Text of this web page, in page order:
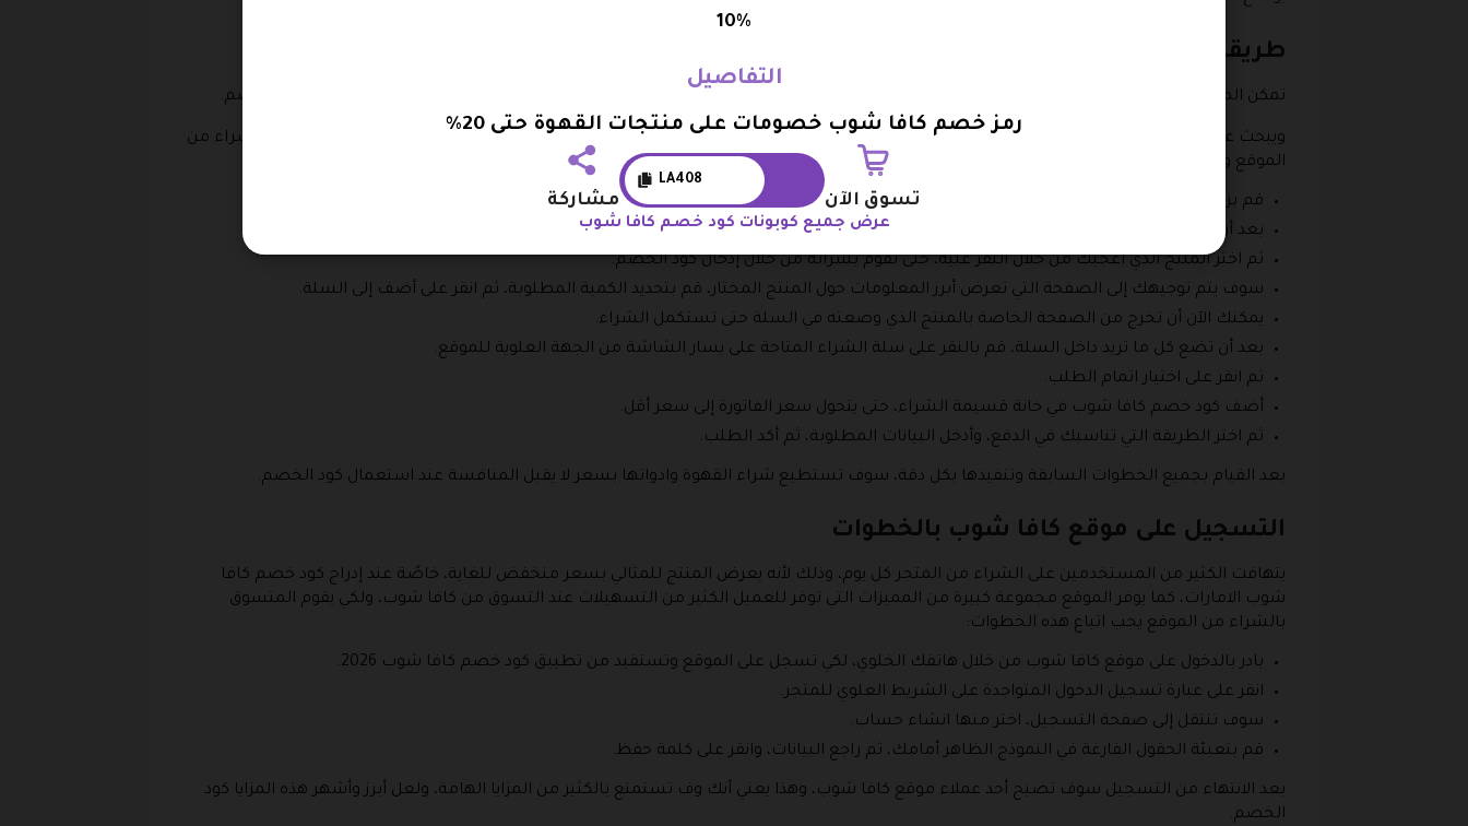
طريقة تطبيق كود خصم كافا شوب
تمكن المتجر المميز كافا شوب أن يجذب المزيد من المستخدمين، وذلك لأنه يقوم بعرض كل متعلقات القهوة والبن بسعر رمزي عند إضافة كود الخصم.
ويبحث عشاق القهوة ورواد موقع كافا شوب عن الطريقة الصحيحة للتسوق من الموقع من خلال استعمال كود خصم كافا شوب 2026، ولكي يتم الشراء من
الموقع والحصول على الخصم الذي يطلقه الكود اتبع هذه الطريقة:
قم بزيارة موقع كافا شوب من خلال محرك البحث جوجل المتاح على هاتفك المحمول.
بعد أن تقوم بالدخول على المتجر، اختر من القائمة التي تظهر في واجهة الموقع التصنيف الذي تريد شراء منتجاته.
ثم اختر المنتج الذي أعجبك من خلال النقر عليه، حتى تقوم بشرائه من خلال إدخال كود الخصم.
سوف يتم توجيهك إلى الصفحة التي تعرض أبرز المعلومات حول المنتج المختار، قم بتحديد الكمية المطلوبة، ثم انقر على أضف إلى السلة.
يمكنك الآن أن تخرج من الصفحة الخاصة بالمنتج الذي وضعته في السلة حتى تستكمل الشراء.
بعد أن تضع كل ما تريد داخل السلة، قم بالنقر على سلة الشراء المتاحة على يسار الشاشة من الجهة العلوية للموقع.
ثم انقر على اختيار اتمام الطلب.
أضف كود خصم كافا شوب في خانة قسيمة الشراء، حتى يتحول سعر الفاتورة إلى سعر أقل.
ثم اختر الطريقة التي تناسبك في الدفع، وأدخل البيانات المطلوبة، ثم أكد الطلب.
بعد القيام بجميع الخطوات السابقة وتنفيذها بكل دقة، سوف تستطيع شراء القهوة وادواتها بسعر لا يقبل المنافسة عند استعمال كود الخصم.
التسجيل على موقع كافا شوب بالخطوات
يتهافت الكثير من المستخدمين على الشراء من المتجر كل يوم، وذلك لأنه يعرض المنتج للمثالي بسعر منخفض للغاية، خاصًة عند إدراج كود خصم كافا
شوب الامارات، كما يوفر الموقع مجموعة كبيرة من المميزات التي توفر للعميل الكثير من التسهيلات عند التسوق من كافا شوب، ولكي يقوم المتسوق
بالشراء من الموقع يجب اتباع هذه الخطوات:
بادر بالدخول على موقع كافا شوب من خلال هاتفك الخلوي، لكي تسجل على الموقع وتستفيد من تطبيق كود خصم كافا شوب 2026.
انقر على عبارة تسجيل الدخول المتواجدة على الشريط العلوي للمتجر.
سوف تنتقل إلى صفحة التسجيل، اختر منها انشاء حساب.
قم بتعبئة الحقول الفارغة في النموذج الظاهر أمامك، ثم راجع البيانات، وانقر على كلمة حفظ.
بعد الانتهاء من التسجيل سوف تصبح أحد عملاء موقع كافا شوب، وهذا يعني أنك وف تستمتع بالكثير من المزايا الهامة، ولعل أبرز وأشهر هذه المزايا كود
الخصم.
10%
التفاصيل
رمز خصم كافا شوب خصومات على منتجات القهوة حتى 20%
تسوق الآن
LA408
مشاركة
عرض جميع كوبونات كود خصم كافا شوب